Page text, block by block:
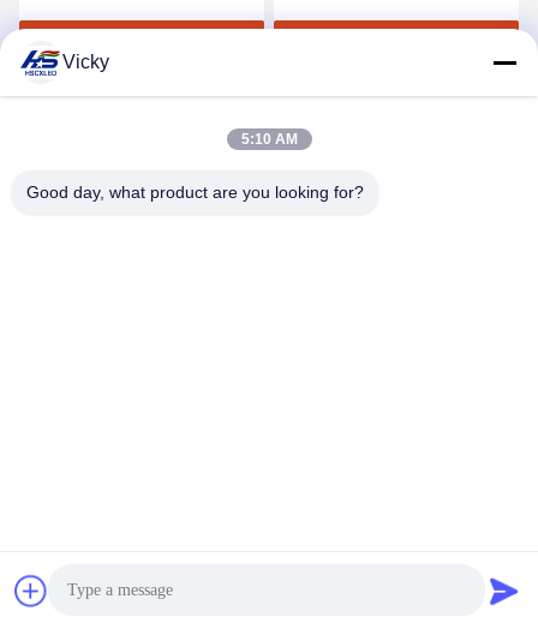
Erhalten Sie besten Preis
Led-Plakat-Display
Urheberrecht © 2024-2026 Shenzhen H&S Innovation Technology Co., Ltd
Vicky
5:10 AM
Good day, what product are you looking for?